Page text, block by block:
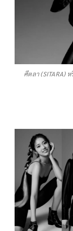
ศีตลา (SITARA)